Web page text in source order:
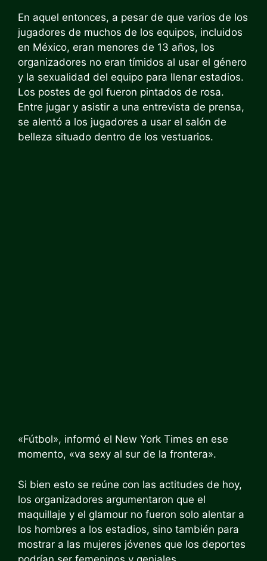
En aquel entonces, a pesar de que varios de los
jugadores de muchos de los equipos, incluidos
en México, eran menores de 13 años, los
organizadores no eran tímidos al usar el género
y la sexualidad del equipo para llenar estadios.
Los postes de gol fueron pintados de rosa.
Entre jugar y asistir a una entrevista de prensa,
se alentó a los jugadores a usar el salón de
belleza situado dentro de los vestuarios.
«Fútbol», informó el New York Times en ese
momento, «va sexy al sur de la frontera».
Si bien esto se reúne con las actitudes de hoy,
los organizadores argumentaron que el
maquillaje y el glamour no fueron solo alentar a
los hombres a los estadios, sino también para
mostrar a las mujeres jóvenes que los deportes